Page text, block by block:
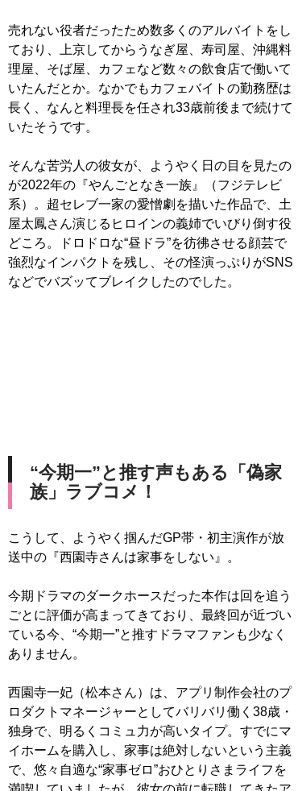
売れない役者だったため数多くのアルバイトをし
ており、上京してからうなぎ屋、寿司屋、沖縄料
理屋、そば屋、カフェなど数々の飲食店で働いて
いたんだとか。なかでもカフェバイトの勤務歴は
長く、なんと料理長を任され33歳前後まで続けて
いたそうです。
そんな苦労人の彼女が、ようやく日の目を見たの
が2022年の『やんごとなき一族』（フジテレビ
系）。超セレブ一家の愛憎劇を描いた作品で、土
屋太鳳さん演じるヒロインの義姉でいびり倒す役
どころ。ドロドロな“昼ドラ”を彷彿させる顔芸で
強烈なインパクトを残し、その怪演っぷりがSNS
などでバズッてブレイクしたのでした。
“今期一”と推す声もある「偽家
族」ラブコメ！
こうして、ようやく掴んだGP帯・初主演作が放
送中の『西園寺さんは家事をしない』。
今期ドラマのダークホースだった本作は回を追う
ごとに評価が高まってきており、最終回が近づい
ている今、“今期一”と推すドラマファンも少なく
ありません。
西園寺一妃（松本さん）は、アプリ制作会社のプ
ロダクトマネージャーとしてバリバリ働く38歳・
独身で、明るくコミュ力が高いタイプ。すでにマ
イホームを購入し、家事は絶対しないという主義
で、悠々自適な“家事ゼロ”おひとりさまライフを